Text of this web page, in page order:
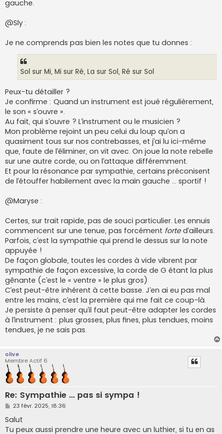
gauche.
@Sly :
Je ne comprends pas bien les notes que tu donnes :
Sol sur Mi, Mi sur Ré, La sur Sol, Ré sur Sol
Peux-tu détailler ?
Je confirme : Quand un instrument est joué régulièrement,
le son « s’ouvre ».
Au fait, qui s’ouvre ? L’instrument ou le musicien ?
Mon problème rejoint un peu celui du loup qu’on a
quasiment tous sur nos contrebasses, et j’ai lu ici-même
que, faute de l’éliminer, on vit avec. On joue la note rebelle
sur une autre corde, ou on l’attaque différemment.
Et pour la résonance par sympathie, certains préconisent
de l’étouffer habilement avec la main gauche … sportif !
@Maryse :
Certes, sur trait rapide, pas de souci particulier. Les ennuis
commencent sur une tenue, pas forcément forted’ailleurs.
Parfois, c’est la sympathie qui prend le dessus sur la note
appuyée !
De façon globale, toutes les cordes à vide vibrent par
sympathie de façon excessive, la corde de G étant la plus
gênante (c’est le « ventre » le plus gros)
C’est peut-être inhérent à cette basse. J’en ai eu pas mal
entre les mains, c’est la première qui me fait ce coup-là.
Je persiste à penser qu’il faut peut-être adapter les cordes
à l’instrument : plus grosses, plus fines, plus tendues, moins
tendues, je ne sais pas.
olive
Membre Actif 6
Re: Sympathie ... pas si sympa !
M
s
s
a
23 févr. 2025, 18:36
Salut
Tu peux aussi prendre une heure avec un luthier, si tu en as